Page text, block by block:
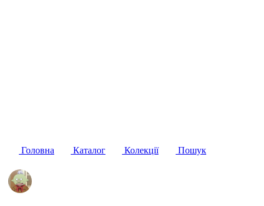
Головна Каталог Колекції Пошук